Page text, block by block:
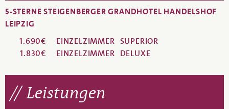
5-STERNE STEIGENBERGER GRANDHOTEL HANDELSHOF
LEIPZIG
1.690€
EINZELZIMMER SUPERIOR
1.830€
EINZELZIMMER DELUXE
Leistungen